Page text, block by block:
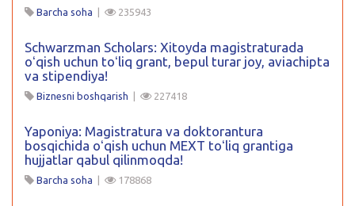
Barcha soha | 235943
Schwarzman Scholars: Xitoyda magistraturada
oʻqish uchun toʻliq grant, bepul turar joy, aviachipta
va stipendiya!
Biznesni boshqarish | 227418
Yaponiya: Magistratura va doktorantura
bosqichida oʻqish uchun MEXT toʻliq grantiga
hujjatlar qabul qilinmoqda!
Barcha soha | 178868